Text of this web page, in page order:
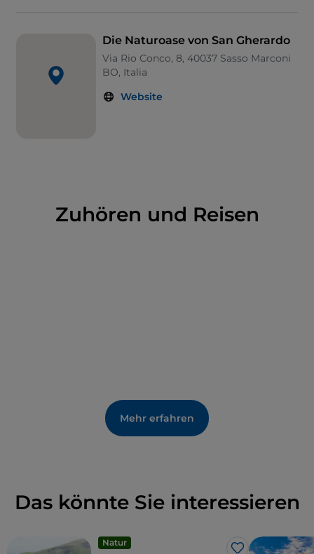
Die Naturoase von San Gherardo
Via Rio Conco, 8, 40037 Sasso Marconi
BO, Italia
Website
Zuhören und Reisen
Mehr erfahren
Das könnte Sie interessieren
Natur